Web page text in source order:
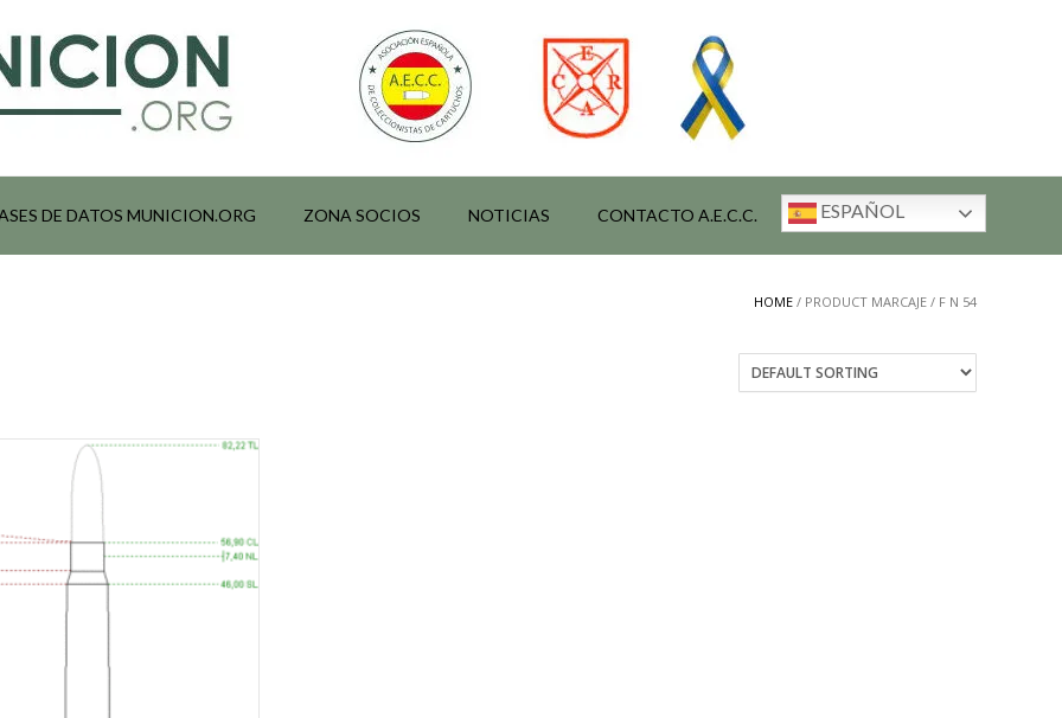
DE DATOS MUNICION.ORG ZONA SOCIOS NOTICIAS CONTACTO A.E.C.C. ESPAÑOL
HOME / PRODUCT MARCAJE / F N 54